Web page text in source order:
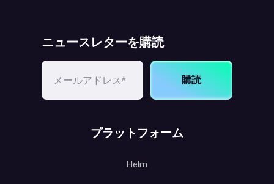
ニュースレターを購読
購読
プラットフォーム
Helm